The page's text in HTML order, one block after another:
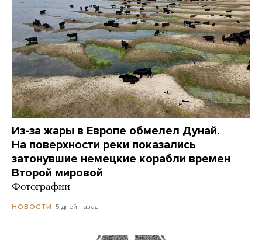
Из-за жары в Европе обмелел Дунай.
На поверхности реки показались
затонувшие немецкие корабли времен
Второй мировой
Фотографии
НОВОСТИ 5 дней назад